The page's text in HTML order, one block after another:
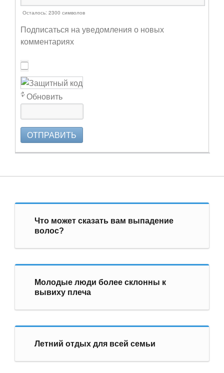
Осталось: 2300 символов
Подписаться на уведомления о новых
комментариях
Обновить
ОТПРАВИТЬ
Что может сказать вам выпадение
волос?
Молодые люди более склонны к
вывиху плеча
Летний отдых для всей семьи